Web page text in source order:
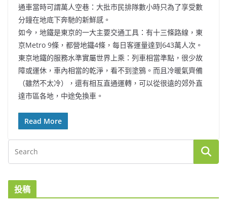
通車當時可謂萬人空巷：大批市民排隊數小時只為了享受數
分鐘在地底下奔馳的新鮮感。
如今，地鐵是東京的一大主要交通工具：有十三條路線，東
京Metro 9條，都營地鐵4條，每日客運量達到643萬人次。
東京地鐵的服務水準實屬世界上乘：列車相當準點，很少故
障或運休，車內相當的乾淨，看不到塗鴉。而且冷暖氣齊備
（雖然不太冷），還有相互直通運轉，可以從很遠的郊外直
達市區各地，中途免換車。
Read More
投稿